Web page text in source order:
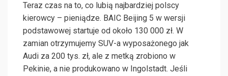
Teraz czas na to, co lubią najbardziej polscy
kierowcy – pieniądze. BAIC Beijing 5 w wersji
podstawowej startuje od około 130 000 zł. W
zamian otrzymujemy SUV-a wyposażonego jak
Audi za 200 tys. zł, ale z metką zrobiono w
Pekinie, a nie produkowano w Ingolstadt. Jeśli